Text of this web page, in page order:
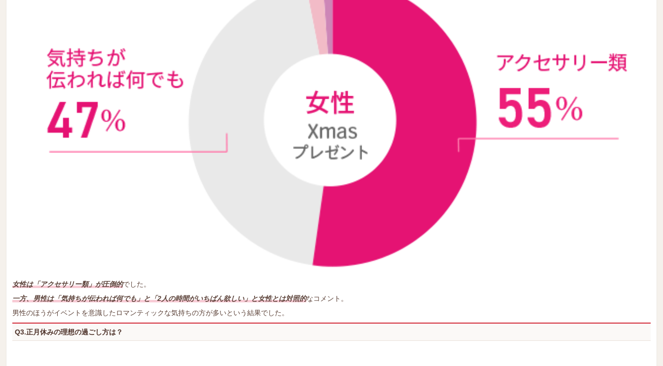
女性は「アクセサリー類」が圧倒的でした。
一方、男性は「気持ちが伝われば何でも」と「2人の時間がいちばん欲しい」と女性とは対照的なコメント。
男性のほうがイベントを意識したロマンティックな気持ちの方が多いという結果でした。
Q3.正月休みの理想の過ごし方は？